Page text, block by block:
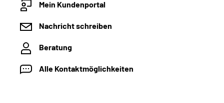
Mein Kundenportal
Nachricht schreiben
Beratung
Alle Kontaktmöglichkeiten